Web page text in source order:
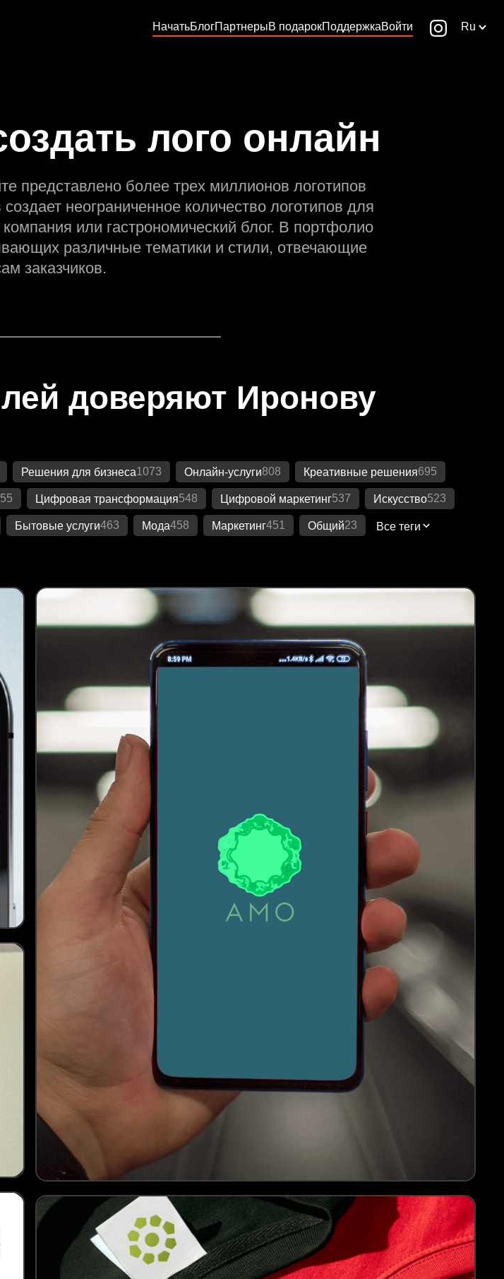
НачатьБлогПартнерыВ подарокПоддержкаВойти Ru
лого онлайн
представлено более трех миллионов логотипов
неограниченное количество логотипов для
или гастрономический блог. В портфолио
различные тематики и стили, отвечающие
заказчиков.
доверяют Иронову
Решения для бизнеса1073 Онлайн-услуги808 Креативные решения695
Цифровая трансформация548 Цифровой маркетинг537 Искусство523
Бытовые услуги463 Мода458 Маркетинг451 Общий23 Все теги